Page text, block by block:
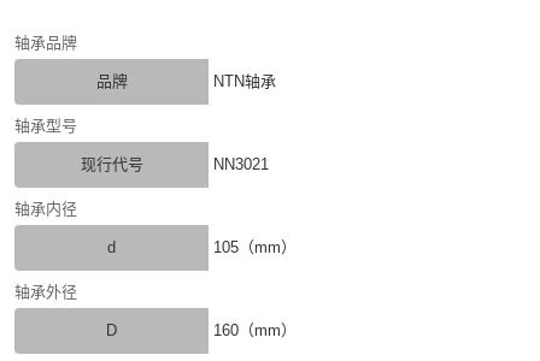
轴承品牌
品牌 NTN轴承
轴承型号
现行代号 NN3021
轴承内径
d 105（mm）
轴承外径
D 160（mm）